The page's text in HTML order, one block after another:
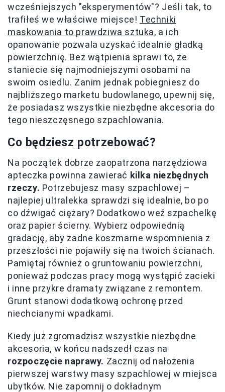
wcześniejszych "eksperymentów"? Jeśli tak, to
trafiłeś we właściwe miejsce! Techniki
maskowania to prawdziwa sztuka, a ich
opanowanie pozwala uzyskać idealnie gładką
powierzchnię. Bez wątpienia sprawi to, że
staniecie się najmodniejszymi osobami na
swoim osiedlu. Zanim jednak pobiegniesz do
najbliższego marketu budowlanego, upewnij się,
że posiadasz wszystkie niezbędne akcesoria do
tego nieszczęsnego szpachlowania.
Co będziesz potrzebować?
Na początek dobrze zaopatrzona narzędziowa
apteczka powinna zawierać kilka niezbędnych
rzeczy. Potrzebujesz masy szpachlowej –
najlepiej ultralekka sprawdzi się idealnie, bo po
co dźwigać ciężary? Dodatkowo weź szpachelkę
oraz papier ścierny. Wybierz odpowiednią
gradację, aby żadne koszmarne wspomnienia z
przeszłości nie pojawiły się na twoich ścianach.
Pamiętaj również o gruntowaniu powierzchni,
ponieważ podczas pracy mogą wystąpić zacieki
i inne przykre dramaty związane z remontem.
Grunt stanowi dodatkową ochronę przed
niechcianymi wpadkami.
Kiedy już zgromadzisz wszystkie niezbędne
akcesoria, w końcu nadszedł czas na
rozpoczęcie naprawy. Zacznij od nałożenia
pierwszej warstwy masy szpachlowej w miejsca
ubytków. Nie zapomnij o dokładnym